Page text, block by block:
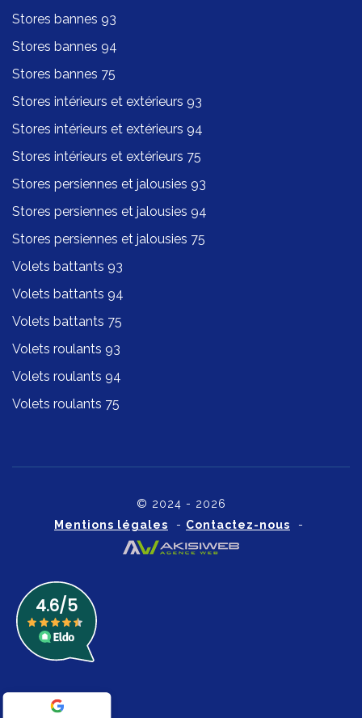
Stores bannes 93
Stores bannes 94
Stores bannes 75
Stores intérieurs et extérieurs 93
Stores intérieurs et extérieurs 94
Stores intérieurs et extérieurs 75
Stores persiennes et jalousies 93
Stores persiennes et jalousies 94
Stores persiennes et jalousies 75
Volets battants 93
Volets battants 94
Volets battants 75
Volets roulants 93
Volets roulants 94
Volets roulants 75
© 2024 - 2026
Mentions légales - Contactez-nous -